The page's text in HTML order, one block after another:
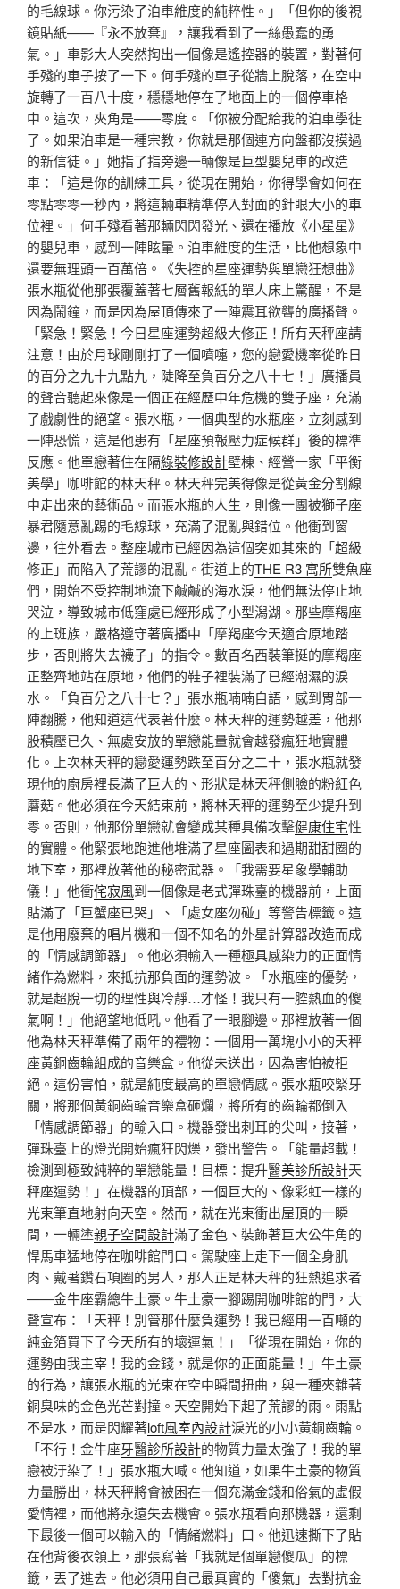
的毛線球。你污染了泊車維度的純粹性。」「但你的後視
鏡貼紙——『永不放棄』，讓我看到了一絲愚蠢的勇
氣。」車影大人突然掏出一個像是遙控器的裝置，對著何
手殘的車子按了一下。何手殘的車子從牆上脫落，在空中
旋轉了一百八十度，穩穩地停在了地面上的一個停車格
中。這次，夾角是——零度。「你被分配給我的泊車學徒
了。如果泊車是一種宗教，你就是那個連方向盤都沒摸過
的新信徒。」她指了指旁邊一輛像是巨型嬰兒車的改造
車：「這是你的訓練工具，從現在開始，你得學會如何在
零點零零一秒內，將這輛車精準停入對面的針眼大小的車
位裡。」何手殘看著那輛閃閃發光、還在播放《小星星》
的嬰兒車，感到一陣眩暈。泊車維度的生活，比他想象中
還要無理頭一百萬倍。《失控的星座運勢與單戀狂想曲》
張水瓶從他那張覆蓋著七層舊報紙的單人床上驚醒，不是
因為鬧鐘，而是因為屋頂傳來了一陣震耳欲聾的廣播聲。
「緊急！緊急！今日星座運勢超級大修正！所有天秤座請
注意！由於月球剛剛打了一個噴嚏，您的戀愛機率從昨日
的百分之九十九點九，陡降至負百分之八十七！」廣播員
的聲音聽起來像是一個正在經歷中年危機的雙子座，充滿
了戲劇性的絕望。張水瓶，一個典型的水瓶座，立刻感到
一陣恐慌，這是他患有「星座預報壓力症候群」後的標準
反應。他單戀著住在隔綠裝修設計壁棟、經營一家「平衡
美學」咖啡館的林天秤。林天秤完美得像是從黃金分割線
中走出來的藝術品。而張水瓶的人生，則像一團被獅子座
暴君隨意亂踢的毛線球，充滿了混亂與錯位。他衝到窗
邊，往外看去。整座城市已經因為這個突如其來的「超級
修正」而陷入了荒謬的混亂。街道上的THE R3 寓所雙魚座
們，開始不受控制地流下鹹鹹的海水淚，他們無法停止地
哭泣，導致城市低窪處已經形成了小型潟湖。那些摩羯座
的上班族，嚴格遵守著廣播中「摩羯座今天適合原地踏
步，否則將失去襪子」的指令。數百名西裝筆挺的摩羯座
正整齊地站在原地，他們的鞋子裡裝滿了已經潮濕的淚
水。「負百分之八十七？」張水瓶喃喃自語，感到胃部一
陣翻騰，他知道這代表著什麼。林天秤的運勢越差，他那
股積壓已久、無處安放的單戀能量就會越發瘋狂地實體
化。上次林天秤的戀愛運勢跌至百分之二十，張水瓶就發
現他的廚房裡長滿了巨大的、形狀是林天秤側臉的粉紅色
蘑菇。他必須在今天結束前，將林天秤的運勢至少提升到
零。否則，他那份單戀就會變成某種具備攻擊健康住宅性
的實體。他緊張地跑進他堆滿了星座圖表和過期甜甜圈的
地下室，那裡放著他的秘密武器。「我需要星象學輔助
儀！」他衝侘寂風到一個像是老式彈珠臺的機器前，上面
貼滿了「巨蟹座已哭」、「處女座勿碰」等警告標籤。這
是他用廢棄的唱片機和一個不知名的外星計算器改造而成
的「情感調節器」。他必須輸入一種極具感染力的正面情
緒作為燃料，來抵抗那負面的運勢波。「水瓶座的優勢，
就是超脫一切的理性與冷靜…才怪！我只有一腔熱血的傻
氣啊！」他絕望地低吼。他看了一眼腳邊。那裡放著一個
他為林天秤準備了兩年的禮物：一個用一萬塊小小的天秤
座黃銅齒輪組成的音樂盒。他從未送出，因為害怕被拒
絕。這份害怕，就是純度最高的單戀情感。張水瓶咬緊牙
關，將那個黃銅齒輪音樂盒砸爛，將所有的齒輪都倒入
「情感調節器」的輸入口。機器發出刺耳的尖叫，接著，
彈珠臺上的燈光開始瘋狂閃爍，發出警告。「能量超載！
檢測到極致純粹的單戀能量！目標：提升醫美診所設計天
秤座運勢！」在機器的頂部，一個巨大的、像彩虹一樣的
光束筆直地射向天空。然而，就在光束衝出屋頂的一瞬
間，一輛塗親子空間設計滿了金色、裝飾著巨大公牛角的
悍馬車猛地停在咖啡館門口。駕駛座上走下一個全身肌
肉、戴著鑽石項圈的男人，那人正是林天秤的狂熱追求者
——金牛座霸總牛土豪。牛土豪一腳踢開咖啡館的門，大
聲宣布：「天秤！別管那什麼負運勢！我已經用一百噸的
純金箔買下了今天所有的壞運氣！」「從現在開始，你的
運勢由我主宰！我的金錢，就是你的正面能量！」牛土豪
的行為，讓張水瓶的光束在空中瞬間扭曲，與一種夾雜著
銅臭味的金色光芒對撞。天空開始下起了荒謬的雨。雨點
不是水，而是閃耀著loft風室內設計淚光的小小黃銅齒輪。
「不行！金牛座牙醫診所設計的物質力量太強了！我的單
戀被汙染了！」張水瓶大喊。他知道，如果牛土豪的物質
力量勝出，林天秤將會被困在一個充滿金錢和俗氣的虛假
愛情裡，而他將永遠失去機會。張水瓶看向那機器，還剩
下最後一個可以輸入的「情緒燃料」口。他迅速撕下了貼
在他背後衣領上，那張寫著「我就是個單戀傻瓜」的標
籤，丟了進去。他必須用自己最真實的「傻氣」去對抗金